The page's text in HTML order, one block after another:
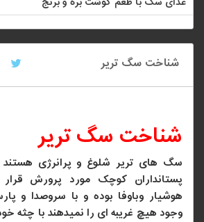
شناخت سگ تریر
شناخت سگ تریر
سگ های تریر شلوغ و پرانرژی هستند
پستانداران کوچک مورد پرورش
هوشیار وباوفا بوده و با سروصدا و
وجود هیچ غریبه ای را نمیدهند با چثه